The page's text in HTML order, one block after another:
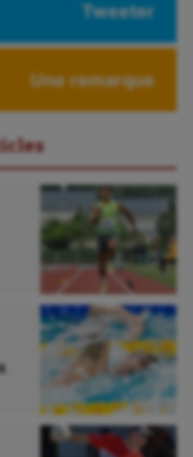
Tweeter
Une remarque